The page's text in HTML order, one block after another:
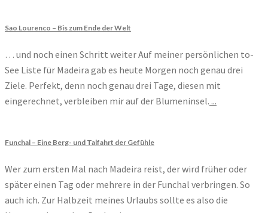
Sao Lourenco – Bis zum Ende der Welt
… und noch einen Schritt weiter Auf meiner persönlichen to-
See Liste für Madeira gab es heute Morgen noch genau drei
Ziele. Perfekt, denn noch genau drei Tage, diesen mit
eingerechnet, verbleiben mir auf der Blumeninsel. ...
Funchal – Eine Berg- und Talfahrt der Gefühle
Wer zum ersten Mal nach Madeira reist, der wird früher oder
später einen Tag oder mehrere in der Funchal verbringen. So
auch ich. Zur Halbzeit meines Urlaubs sollte es also die